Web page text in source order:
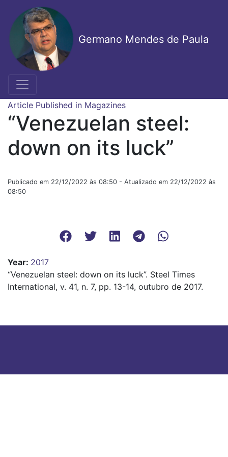
main
content
Germano Mendes de Paula
Article Published in Magazines
“Venezuelan steel:
down on its luck”
Publicado em 22/12/2022 às 08:50 - Atualizado em 22/12/2022 às
08:50
Year: 2017
“Venezuelan steel: down on its luck”. Steel Times
International, v. 41, n. 7, pp. 13-14, outubro de 2017.